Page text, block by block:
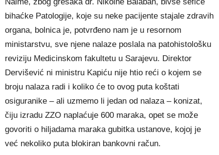
bihaćke Patologije, koje su neke pacijente stajale zdravih
organa, bolnica je, potvrđeno nam je u resornom
ministarstvu, sve njene nalaze poslala na patohistološku
reviziju Medicinskom fakultetu u Sarajevu. Direktor
Dervišević ni ministru Kapiću nije htio reći o kojem se
broju nalaza radi i koliko će to ovog puta koštati
osiguranike – ali uzmemo li jedan od nalaza – konizat,
čiju izradu ZZO naplaćuje 600 maraka, opet se može
govoriti o hiljadama maraka gubitka ustanove, kojoj je
već nekoliko puta blokiran bankovni račun.